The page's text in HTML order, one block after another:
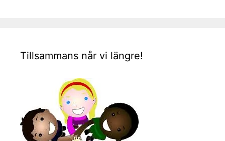
Tillsammans når vi längre!